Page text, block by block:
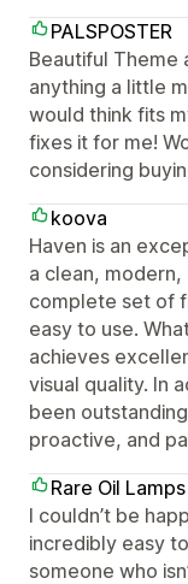
PALSPOSTER
Beautiful Theme
anything a little
would think fits
fixes it for me!
considering
koova
Haven is an
a clean,
complete set of
easy to use.
achieves
visual quality. In
been
proactive, and
Rare Oil Lamps
I couldn’t be
incredibly easy
someone who